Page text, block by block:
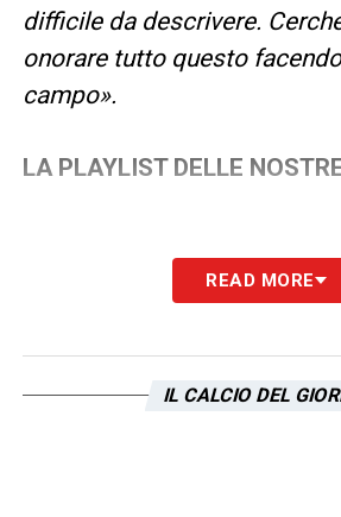
difficile da descrivere.
onorare tutto questo
campo».
LA PLAYLIST DELLE
READ MORE
IL CALCIO DEL